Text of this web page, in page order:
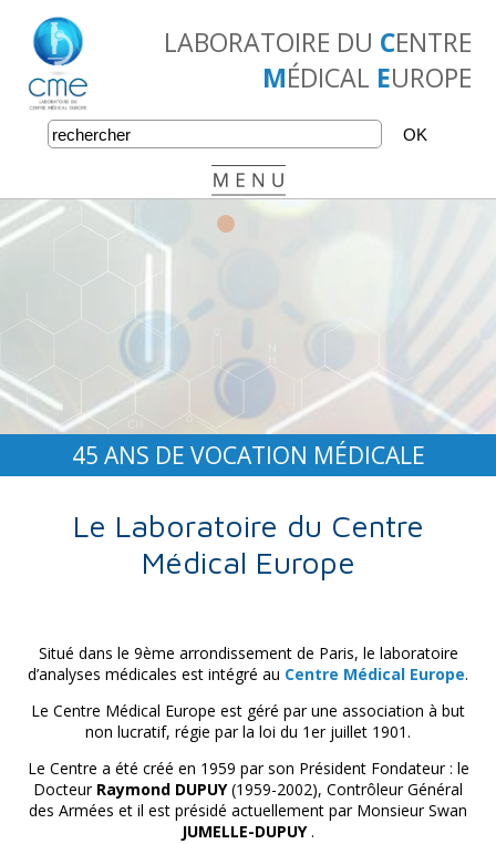
LABORATOIRE DU CENTRE
MÉDICAL EUROPE
45 ANS DE VOCATION MÉDICALE
Le Laboratoire du Centre
Médical Europe
Situé dans le 9ème arrondissement de Paris, le laboratoire
d’analyses médicales est intégré au Centre Médical Europe.
Le Centre Médical Europe est géré par une association à but
non lucratif, régie par la loi du 1er juillet 1901.
Le Centre a été créé en 1959 par son Président Fondateur : le
Docteur Raymond DUPUY(1959-2002), Contrôleur Général
des Armées et il est présidé actuellement par Monsieur Swan
JUMELLE-DUPUY .